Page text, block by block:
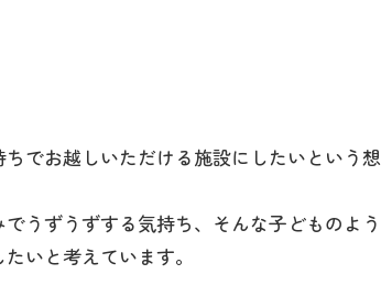
でお越しいただける施設にしたいという想
うずうずする気持ち、そんな子どものよう
いと考えています。